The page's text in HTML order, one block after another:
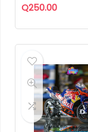
Q250.00